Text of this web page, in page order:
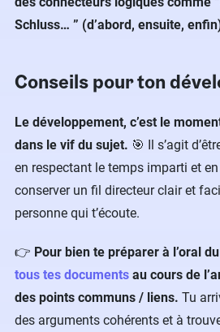
Schluss… ” (d’abord, ensuite,
Conseils pour ton
Le développement, c’est le
dans le vif du sujet. 🎯 Il s’agit
en respectant le temps imparti et
conserver un fil directeur clair et
personne qui t’écoute.
👉 Pour bien te préparer à l’oral
tous tes documents au cours de
des points communs / liens. Tu
des arguments cohérents et à